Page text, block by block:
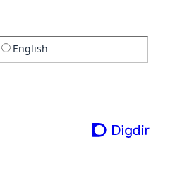
English